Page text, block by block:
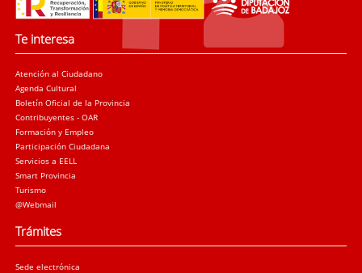
Te interesa
Atención al Ciudadano
Agenda Cultural
Boletín Oficial de la Provincia
Contribuyentes - OAR
Formación y Empleo
Participación Ciudadana
Servicios a EELL
Smart Provincia
Turismo
@Webmail
Trámites
Sede electrónica